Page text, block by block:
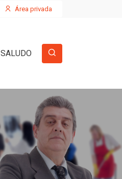
Área privada
SALUDO